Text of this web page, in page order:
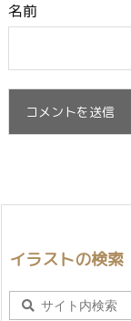
名前
イラストの検索